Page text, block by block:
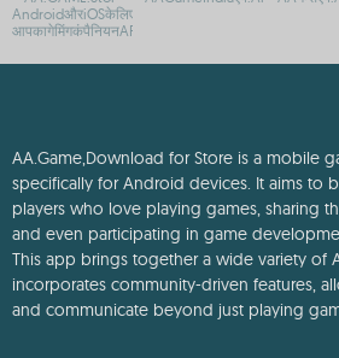
AndroidऔरiOSकेलिएमुफ्तऐपडाउनलोडAA.GAME:Stor-
आपकागेमिंगकंपैनियनAPP,Androidऔर
AA.Game,Download for Store is a mobile
specifically for Android devices. It aims to
players who love playing games, sharing
and even participating in game
This app brings together a wide variety of
incorporates community-driven features,
and communicate beyond just playing